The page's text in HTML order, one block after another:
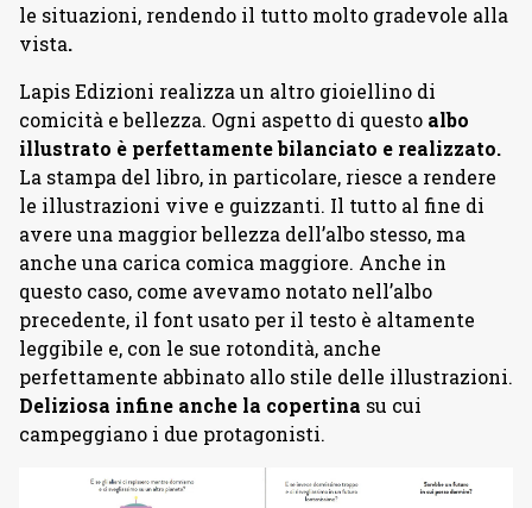
le situazioni, rendendo il tutto molto gradevole alla
vista.
Lapis Edizioni realizza un altro gioiellino di
comicità e bellezza. Ogni aspetto di questo albo
illustrato è perfettamente bilanciato e realizzato.
La stampa del libro, in particolare, riesce a rendere
le illustrazioni vive e guizzanti. Il tutto al fine di
avere una maggior bellezza dell’albo stesso, ma
anche una carica comica maggiore. Anche in
questo caso, come avevamo notato nell’albo
precedente, il font usato per il testo è altamente
leggibile e, con le sue rotondità, anche
perfettamente abbinato allo stile delle illustrazioni.
Deliziosa infine anche la copertina su cui
campeggiano i due protagonisti.